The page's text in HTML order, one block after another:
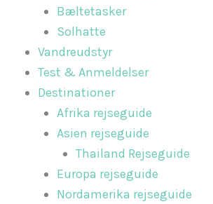
Bæltetasker
Solhatte
Vandreudstyr
Test & Anmeldelser
Destinationer
Afrika rejseguide
Asien rejseguide
Thailand Rejseguide
Europa rejseguide
Nordamerika rejseguide